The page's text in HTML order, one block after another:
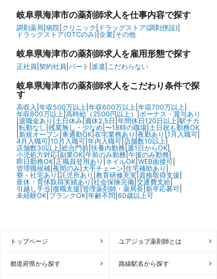
岐阜県海津市の薬剤師求人を仕事内容で探す
調剤薬局 病院 クリニック ドラッグストア(調剤併設)
ドラッグストア(OTCのみ)| 企業| その他
岐阜県海津市の薬剤師求人を雇用形態で探す
正社員 契約社員 パート 派遣 こだわらない
岐阜県海津市の薬剤師求人をこだわり条件で探
す
高収入 年収500万以上 年収600万以上 年収700万以上
年収800万以上 高時給（2500円以上）| ボーナス・賞与あり
退職金あり 土日休み| 週休2.5日 年間休日120日以上 駅チカ
|転勤なし 残業無し・少なめ 〜18時の職場| 土日祝も勤務OK
|新規オープン 車通勤OK|在宅業務あり 夜勤あり 1月入職可|
4月入職可| 10月入職可| 年内入職可| 店舗数10以上|
店舗数30以上 総合門前| 扶養内勤務 週1日からOK|
小児処方対応| 副業OK| 午前のみ勤務| 午後のみ勤務|
即日勤務OK| 正職員登用あり ネイルOK| WEB面接可|
管理職候補| 夜間のみ| 大手チェーン 住宅補助あり
寮・社宅あり 託児所あり 教育研修充実| 資格取得支援
産休・育休取得実績あり 社会保険完備| 交通費支給|
引越し手当 復職支援 |管理薬剤師・薬局長| 新卒応募可|
未経験OK| ブランクOK| 年齢不問 60歳以上可
トップページ ユアジョブ薬剤師とは
都道府県から探す 路線駅名から探す